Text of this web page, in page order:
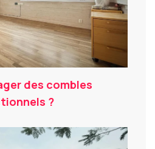
des combles
?